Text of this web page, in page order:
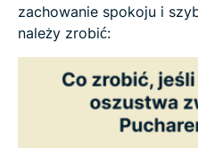
zachowanie spokoju i
należy zrobić: